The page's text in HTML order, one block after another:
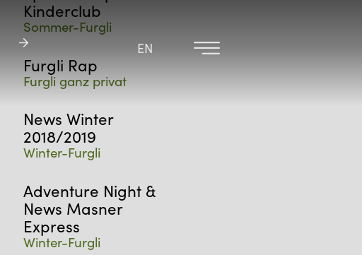
EN
EN
Kinderclub
Sommer-Furgli
Furgli Rap
Furgli ganz privat
News Winter
2018/2019
Winter-Furgli
Adventure Night &
News Masner
Express
Winter-Furgli